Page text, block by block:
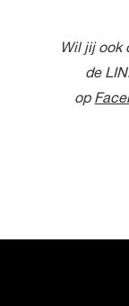
Wil jij ook
de
op